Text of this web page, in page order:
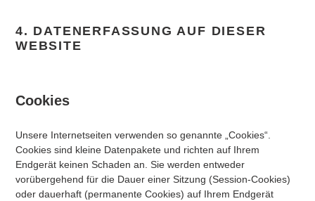
4. DATENERFASSUNG AUF DIESER
WEBSITE
Cookies
Unsere Internetseiten verwenden so genannte „Cookies“.
Cookies sind kleine Datenpakete und richten auf Ihrem
Endgerät keinen Schaden an. Sie werden entweder
vorübergehend für die Dauer einer Sitzung (Session-Cookies)
oder dauerhaft (permanente Cookies) auf Ihrem Endgerät